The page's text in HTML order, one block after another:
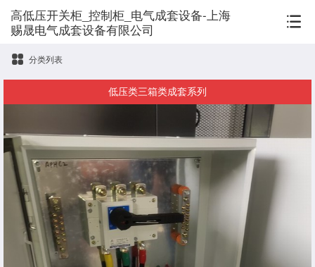
高低压开关柜_控制柜_电气成套设备-上海
赐晟电气成套设备有限公司
分类列表
低压类三箱类成套系列